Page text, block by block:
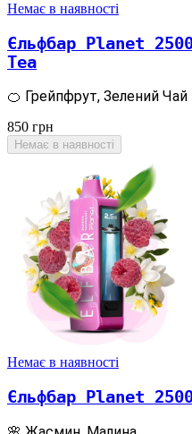
Немає в наявності
Єльфбар Planet
Tea
🍊 Грейпфрут, Зелений Чай
850 грн
Немає в наявності
Немає в наявності
Єльфбар Planet